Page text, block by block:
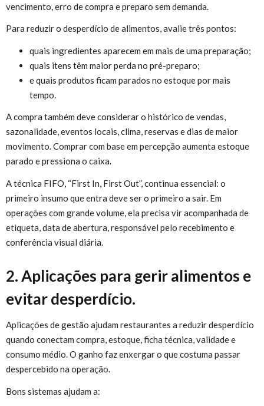
vencimento, erro de compra e preparo sem demanda.
Para reduzir o desperdício de alimentos, avalie três pontos:
quais ingredientes aparecem em mais de uma preparação;
quais itens têm maior perda no pré-preparo;
e quais produtos ficam parados no estoque por mais
tempo.
A compra também deve considerar o histórico de vendas,
sazonalidade, eventos locais, clima, reservas e dias de maior
movimento. Comprar com base em percepção aumenta estoque
parado e pressiona o caixa.
A técnica FIFO, “First In, First Out”, continua essencial: o
primeiro insumo que entra deve ser o primeiro a sair. Em
operações com grande volume, ela precisa vir acompanhada de
etiqueta, data de abertura, responsável pelo recebimento e
conferência visual diária.
2. Aplicações para gerir alimentos e
evitar desperdício.
Aplicações de gestão ajudam restaurantes a reduzir desperdício
quando conectam compra, estoque, ficha técnica, validade e
consumo médio. O ganho faz enxergar o que costuma passar
despercebido na operação.
Bons sistemas ajudam a: